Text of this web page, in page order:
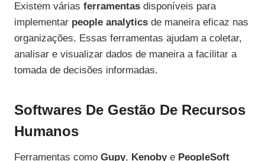
Existem várias ferramentas disponíveis para
implementar people analytics de maneira eficaz nas
organizações. Essas ferramentas ajudam a coletar,
analisar e visualizar dados de maneira a facilitar a
tomada de decisões informadas.
Softwares De Gestão De Recursos
Humanos
Ferramentas como Gupy, Kenobye PeopleSoft